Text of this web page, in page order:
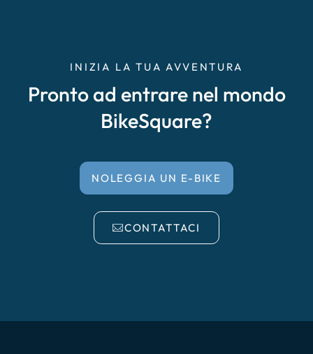
INIZIA LA TUA AVVENTURA
Pronto ad entrare nel mondo
BikeSquare?
NOLEGGIA UN E-BIKE
CONTATTACI